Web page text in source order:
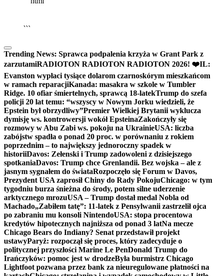
```
Trending News: Sprawca podpalenia krzyża w Grant Park z
zarzutamiRADIOTON RADIOTON RADIOTON 2026! ❤️IL:
Evanston wypłaci tysiące dolarom czarnoskórym mieszkańcom
w ramach reparacjiKanada: masakra w szkole w Tumbler
Ridge. 10 ofiar śmiertelnych, sprawcą 18-latekTrump do szefa
policji 20 lat temu: “wszyscy w Nowym Jorku wiedzieli, że
Epstein był obrzydliwy”Premier Wielkiej Brytanii wyklucza
dymisję ws. kontrowersji wokół EpsteinaZakończyły się
rozmowy w Abu Zabi ws. pokoju na UkrainieUSA: liczba
zabójstw spadła o ponad 20 proc. w porównaniu z rokiem
poprzednim – to największy jednoroczny spadek w
historiiDavos: Zełenski i Trump zadowoleni z dzisiejszego
spotkaniaDavos: Trump chce Grenlandii. Bez wojska – ale z
jasnym sygnałem do świataRozpoczęło się Forum w Davos,
Prezydent USA zaprosił Chiny do Rady PokojuChicago: w tym
tygodniu burza śnieżna do środy, potem silne uderzenie
arktycznego mrozuUSA – Trump dostał medal Nobla od
Machado„Zabiłem tatę”: 11-latek z Pensylwanii zastrzelił ojca
po zabraniu mu konsoli NintendoUSA: stopa procentowa
kredytów hipotecznych najniższa od ponad 3 latNa mecze
Chicago Bears do Indiany? Senat przedstawił projekt
ustawyParyż: rozpoczął się proces, który zadecyduje o
politycznej przyszłości Marine Le PenDonald Trump do
Irańczyków: pomoc jest w drodzeByła burmistrz Chicago
Lightfoot pozwana przez bank za nieuregulowane płatności na